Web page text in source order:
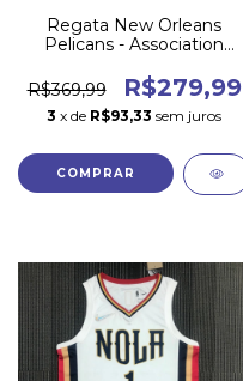
Regata New Orleans
Pelicans - Association
R$369,99
R$279,99
3 x de R$93,33 sem juros
COMPRAR